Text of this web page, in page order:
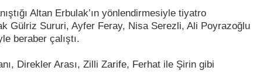
Altan Erbulak’ın yönlendirmesiyle tiyatro
Gülriz Sururi, Ayfer Feray, Nisa Serezli, Ali Poyrazoğlu
beraber çalıştı.
Direkler Arası, Zilli Zarife, Ferhat ile Şirin gibi